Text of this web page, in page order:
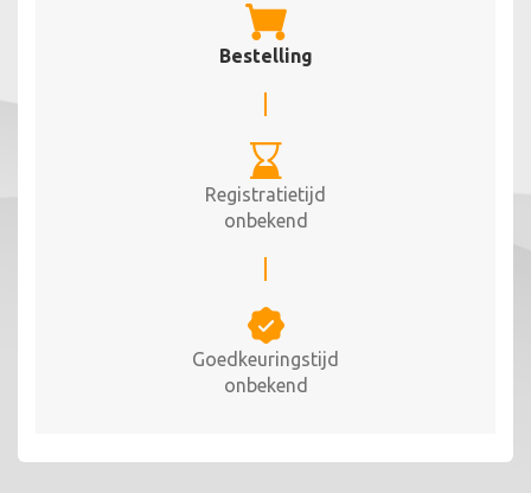
Bestelling
Registratietijd
onbekend
Goedkeuringstijd
onbekend